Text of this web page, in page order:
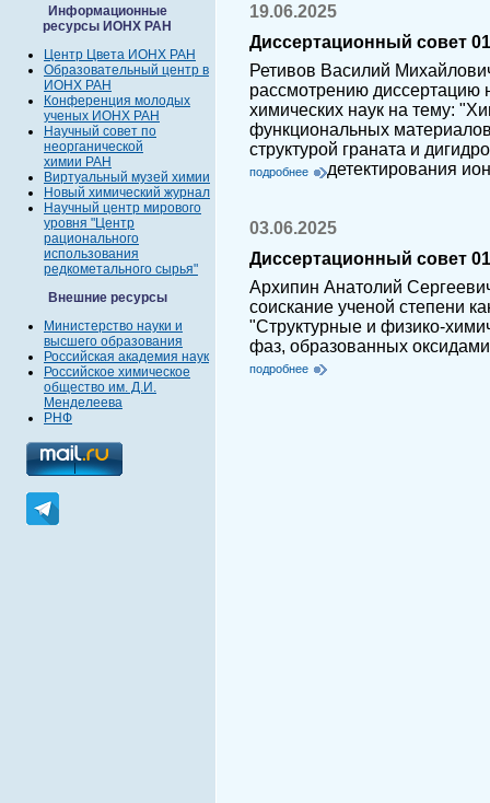
Информационные
ресурсы ИОНХ РАН
Центр Цвета ИОНХ РАН
Образовательный центр в
ИОНХ РАН
Конференция молодых
ученых ИОНХ РАН
Научный совет по
неорганической
химии РАН
Виртуальный музей химии
Новый химический журнал
Научный центр мирового
уровня "Центр
рационального
использования
редкометального сырья"
Внешние ресурсы
Министерство науки и
высшего образования
Российская академия наук
Российское химическое
общество им. Д.И.
Менделеева
РНФ
19.06.2025
Диссертационный совет
Ретивов Василий
рассмотрению диссертацию
химических наук на тему:
функциональных
структурой граната и
детектирования
подробнее
03.06.2025
Диссертационный совет
Архипин Анатолий
соискание ученой степени
"Структурные и физико-
фаз, образованных
подробнее